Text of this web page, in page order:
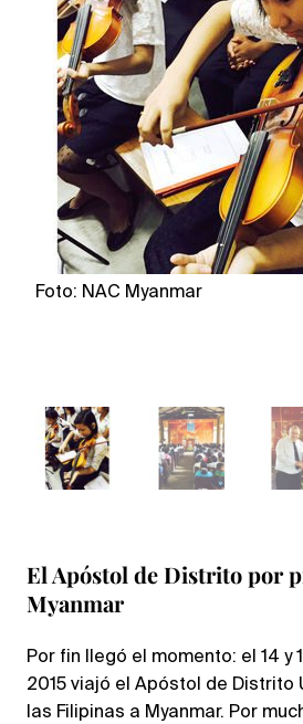
Foto: NAC Myanmar
El Apóstol de Distrito por
Myanmar
Por fin llegó el momento: el 14 y
2015 viajó el Apóstol de Distrito
las Filipinas a Myanmar. Por